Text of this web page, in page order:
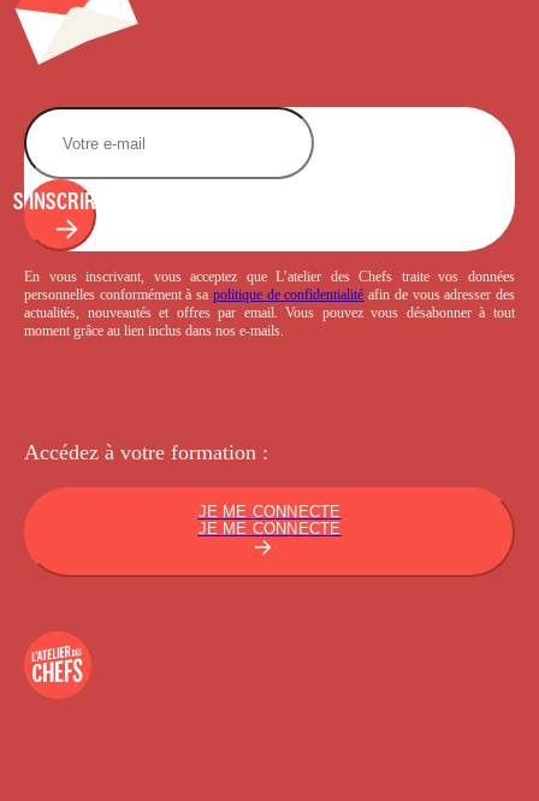
S'INSCRIRE
En vous inscrivant, vous acceptez que L’atelier des Chefs traite vos données
personnelles conformément à sa politique de confidentialité afin de vous adresser des
actualités, nouveautés et offres par email. Vous pouvez vous désabonner à tout
moment grâce au lien inclus dans nos e-mails.
Accédez à votre formation :
JE ME CONNECTE
JE ME CONNECTE